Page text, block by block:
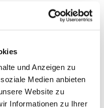
und Anzeigen zu
Medien anbieten
Website zu
Informationen zu Ihrer